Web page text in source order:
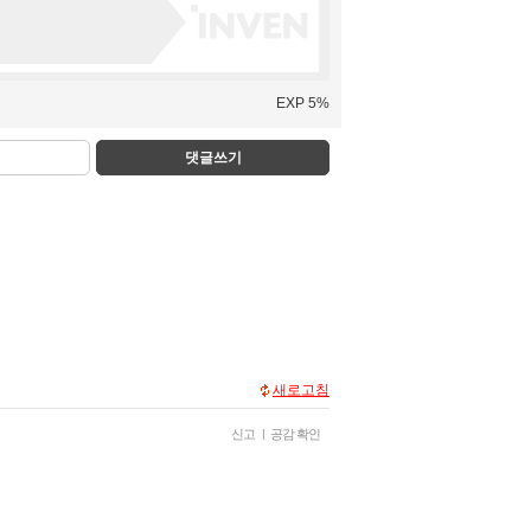
EXP 5%
댓글쓰기
새로고침
신고 | 공감 확인